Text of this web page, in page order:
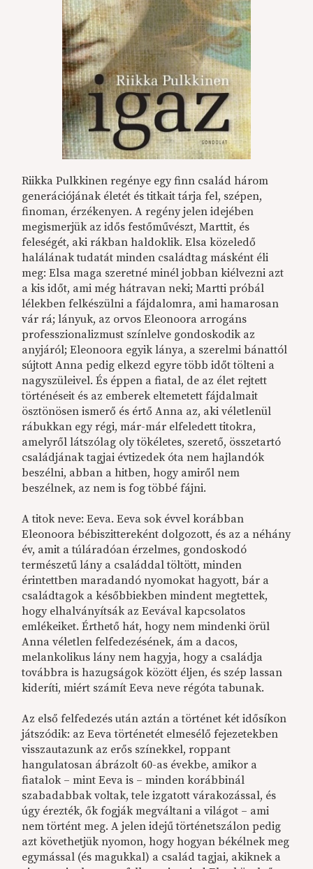
Riikka Pulkkinen regénye egy finn család három
generációjának életét és titkait tárja fel, szépen,
finoman, érzékenyen. A regény jelen idejében
megismerjük az idős festőművészt, Marttit, és
feleségét, aki rákban haldoklik. Elsa közeledő
halálának tudatát minden családtag másként éli
meg: Elsa maga szeretné minél jobban kiélvezni azt
a kis időt, ami még hátravan neki; Martti próbál
lélekben felkészülni a fájdalomra, ami hamarosan
vár rá; lányuk, az orvos Eleonoora arrogáns
professzionalizmust színlelve gondoskodik az
anyjáról; Eleonoora egyik lánya, a szerelmi bánattól
sújtott Anna pedig elkezd egyre több időt tölteni a
nagyszüleivel. És éppen a fiatal, de az élet rejtett
történéseit és az emberek eltemetett fájdalmait
ösztönösen ismerő és értő Anna az, aki véletlenül
rábukkan egy régi, már-már elfeledett titokra,
amelyről látszólag oly tökéletes, szerető, összetartó
családjának tagjai évtizedek óta nem hajlandók
beszélni, abban a hitben, hogy amiről nem
beszélnek, az nem is fog többé fájni.
A titok neve: Eeva. Eeva sok évvel korábban
Eleonoora bébiszittereként dolgozott, és az a néhány
év, amit a túláradóan érzelmes, gondoskodó
természetű lány a családdal töltött, minden
érintettben maradandó nyomokat hagyott, bár a
családtagok a későbbiekben mindent megtettek,
hogy elhalványítsák az Eevával kapcsolatos
emlékeiket. Érthető hát, hogy nem mindenki örül
Anna véletlen felfedezésének, ám a dacos,
melankolikus lány nem hagyja, hogy a családja
továbbra is hazugságok között éljen, és szép lassan
kideríti, miért számít Eeva neve régóta tabunak.
Az első felfedezés után aztán a történet két idősíkon
játszódik: az Eeva történetét elmesélő fejezetekben
visszautazunk az erős színekkel, roppant
hangulatosan ábrázolt 60-as évekbe, amikor a
fiatalok – mint Eeva is – minden korábbinál
szabadabbak voltak, tele izgatott várakozással, és
úgy érezték, ők fogják megváltani a világot – ami
nem történt meg. A jelen idejű történetszálon pedig
azt követhetjük nyomon, hogy hogyan békélnek meg
egymással (és magukkal) a család tagjai, akiknek a